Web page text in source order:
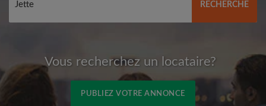
RECHERCHE
Vous recherchez un locataire?
PUBLIEZ VOTRE ANNONCE